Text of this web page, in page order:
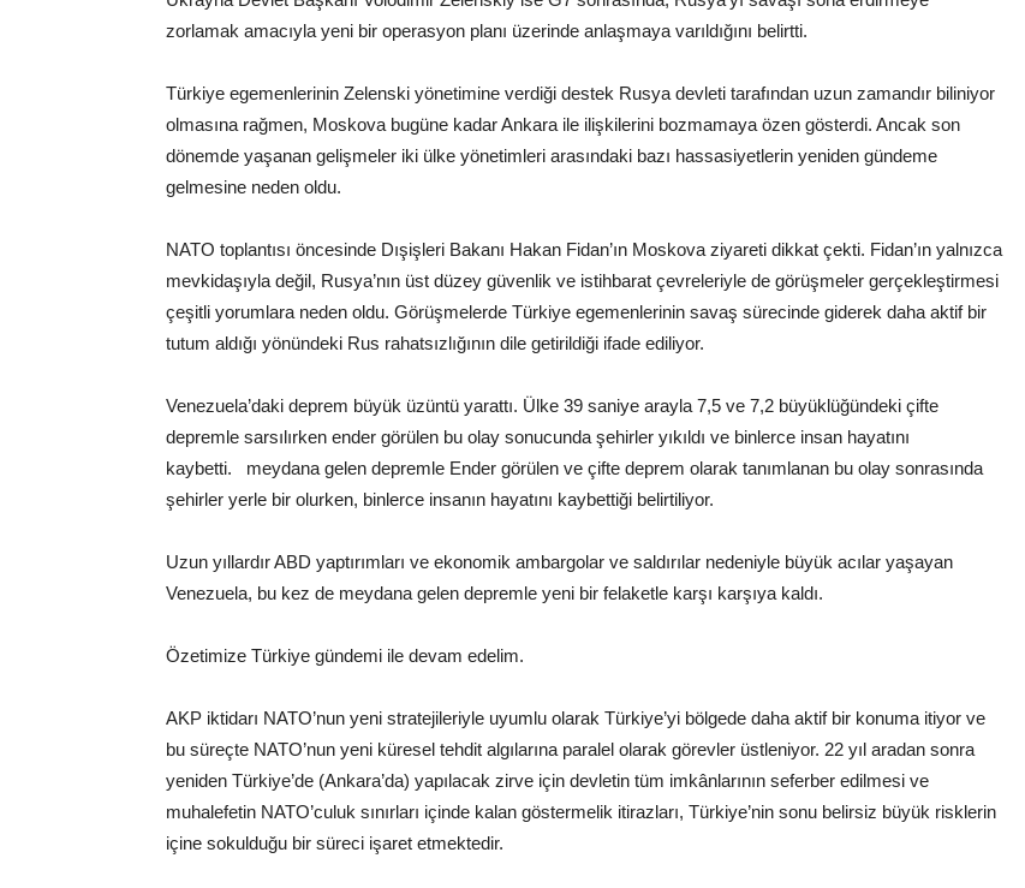
zorlamak amacıyla yeni bir operasyon planı üzerinde anlaşmaya varıldığını belirtti.
Türkiye egemenlerinin Zelenski yönetimine verdiği destek Rusya devleti tarafından uzun zamandır biliniyor
olmasına rağmen, Moskova bugüne kadar Ankara ile ilişkilerini bozmamaya özen gösterdi. Ancak son
dönemde yaşanan gelişmeler iki ülke yönetimleri arasındaki bazı hassasiyetlerin yeniden gündeme
gelmesine neden oldu.
NATO toplantısı öncesinde Dışişleri Bakanı Hakan Fidan’ın Moskova ziyareti dikkat çekti. Fidan’ın yalnızca
mevkidaşıyla değil, Rusya’nın üst düzey güvenlik ve istihbarat çevreleriyle de görüşmeler gerçekleştirmesi
çeşitli yorumlara neden oldu. Görüşmelerde Türkiye egemenlerinin savaş sürecinde giderek daha aktif bir
tutum aldığı yönündeki Rus rahatsızlığının dile getirildiği ifade ediliyor.
Venezuela’daki deprem büyük üzüntü yarattı. Ülke 39 saniye arayla 7,5 ve 7,2 büyüklüğündeki çifte
depremle sarsılırken ender görülen bu olay sonucunda şehirler yıkıldı ve binlerce insan hayatını
kaybetti. meydana gelen depremle Ender görülen ve çifte deprem olarak tanımlanan bu olay sonrasında
şehirler yerle bir olurken, binlerce insanın hayatını kaybettiği belirtiliyor.
Uzun yıllardır ABD yaptırımları ve ekonomik ambargolar ve saldırılar nedeniyle büyük acılar yaşayan
Venezuela, bu kez de meydana gelen depremle yeni bir felaketle karşı karşıya kaldı.
Özetimize Türkiye gündemi ile devam edelim.
AKP iktidarı NATO’nun yeni stratejileriyle uyumlu olarak Türkiye’yi bölgede daha aktif bir konuma itiyor ve
bu süreçte NATO’nun yeni küresel tehdit algılarına paralel olarak görevler üstleniyor. 22 yıl aradan sonra
yeniden Türkiye’de (Ankara’da) yapılacak zirve için devletin tüm imkânlarının seferber edilmesi ve
muhalefetin NATO’culuk sınırları içinde kalan göstermelik itirazları, Türkiye’nin sonu belirsiz büyük risklerin
içine sokulduğu bir süreci işaret etmektedir.